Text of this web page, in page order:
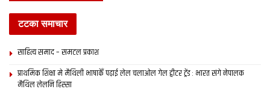
टटका समाचार
साहित्य समाद – समटल प्रकाश
प्राथमिक शि‍क्षा मे मैथि‍ली भाषाकेँ पढ़ाई लेल चलाओल गेल ट्वीटर ट्रेंड : भारत संगे नेपालक
मैथिल लेलनि हिस्सा